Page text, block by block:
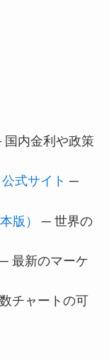
国内金利や政策
式サイト ─
版）
─ 世界の
─ 最新のマーケ
チャートの可